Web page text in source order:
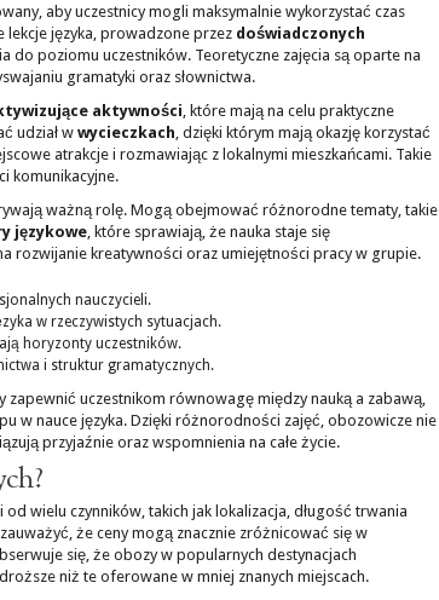
aby uczestnicy mogli maksymalnie wykorzystać czas
lekcje języka, prowadzone przez doświadczonych
do poziomu uczestników. Teoretyczne zajęcia są oparte na
gramatyki oraz słownictwa.
aktywności, które mają na celu praktyczne
udział w wycieczkach, dzięki którym mają okazję korzystać
atrakcje i rozmawiając z lokalnymi mieszkańcami. Takie
komunikacyjne.
ważną rolę. Mogą obejmować różnorodne tematy, takie
językowe, które sprawiają, że nauka staje się
rozwijanie kreatywności oraz umiejętności pracy w grupie.
nauczycieli.
w rzeczywistych sytuacjach.
horyzonty uczestników.
i struktur gramatycznych.
uczestnikom równowagę między nauką a zabawą,
w nauce języka. Dzięki różnorodności zajęć, obozowicze nie
przyjaźnie oraz wspomnienia na całe życie.
wielu czynników, takich jak lokalizacja, długość trwania
że ceny mogą znacznie zróżnicować się w
się, że obozy w popularnych destynacjach
niż te oferowane w mniej znanych miejscach.